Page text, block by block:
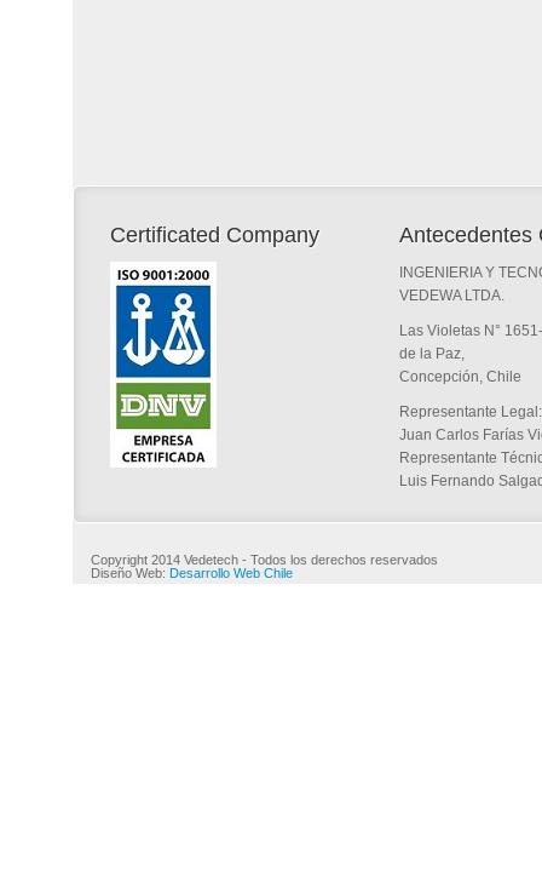
Certificated Company Antecedentes
INGENIERIA Y
VEDEWA LTDA.
Las Violetas N°
de la Paz,
Concepción, Chile
Representante Legal:
Juan Carlos Farías
Representante
Luis Fernando
Copyright 2014 Vedetech - Todos los derechos reservados
Diseño Web: Desarrollo Web Chile